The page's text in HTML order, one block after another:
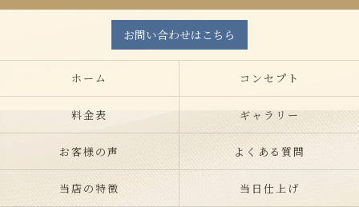
お問い合わせはこちら
ホーム コンセプト
料金表 ギャラリー
お客様の声 よくある質問
当店の特徴 当日仕上げ